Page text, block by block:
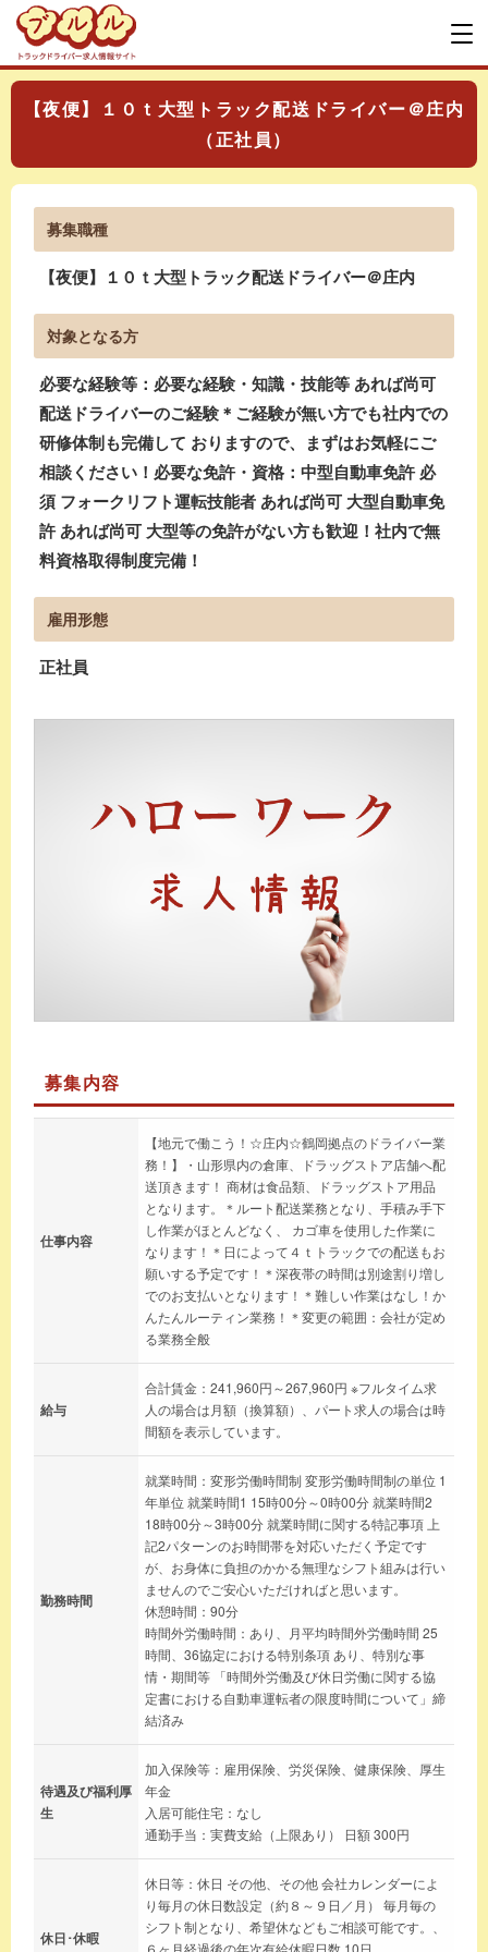
【夜便】１０ｔ大型トラック配送ドライバー＠庄内
（正社員）
募集職種
【夜便】１０ｔ大型トラック配送ドライバー＠庄内
対象となる方
必要な経験等：必要な経験・知識・技能等 あれば尚可
配送ドライバーのご経験＊ご経験が無い方でも社内での
研修体制も完備して おりますので、まずはお気軽にご
相談ください！必要な免許・資格：中型自動車免許 必
須 フォークリフト運転技能者 あれば尚可 大型自動車免
許 あれば尚可 大型等の免許がない方も歓迎！社内で無
料資格取得制度完備！
雇用形態
正社員
募集内容
仕事内容
【地元で働こう！☆庄内☆鶴岡拠点のドライバー業
務！】・山形県内の倉庫、ドラッグストア店舗へ配
送頂きます！ 商材は食品類、ドラッグストア用品
となります。＊ルート配送業務となり、手積み手下
し作業がほとんどなく、 カゴ車を使用した作業に
なります！＊日によって４ｔトラックでの配送もお
願いする予定です！＊深夜帯の時間は別途割り増し
でのお支払いとなります！＊難しい作業はなし！か
んたんルーティン業務！＊変更の範囲：会社が定め
る業務全般
給与
合計賃金：241,960円～267,960円 ※フルタイム求
人の場合は月額（換算額）、パート求人の場合は時
間額を表示しています。
勤務時間
就業時間：変形労働時間制 変形労働時間制の単位 1
年単位 就業時間1 15時00分～0時00分 就業時間2
18時00分～3時00分 就業時間に関する特記事項 上
記2パターンのお時間帯を対応いただく予定です
が、お身体に負担のかかる無理なシフト組みは行い
ませんのでご安心いただければと思います。
休憩時間：90分
時間外労働時間：あり、月平均時間外労働時間 25
時間、36協定における特別条項 あり、特別な事
情・期間等 「時間外労働及び休日労働に関する協
定書における自動車運転者の限度時間について」締
結済み
待遇及び福利厚
生
加入保険等：雇用保険、労災保険、健康保険、厚生
年金
入居可能住宅：なし
通勤手当：実費支給（上限あり） 日額 300円
休日･休暇
休日等：休日 その他、その他 会社カレンダーによ
り毎月の休日数設定（約８～９日／月） 毎月毎の
シフト制となり、希望休などもご相談可能です。、
６ヶ月経過後の年次有給休暇日数 10日